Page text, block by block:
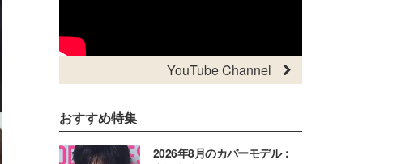
YouTube Channel
おすすめ特集
2026年8月のカバーモデル：